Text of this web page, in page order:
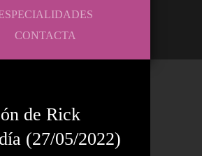
CONTACTA
de Rick
(27/05/2022)